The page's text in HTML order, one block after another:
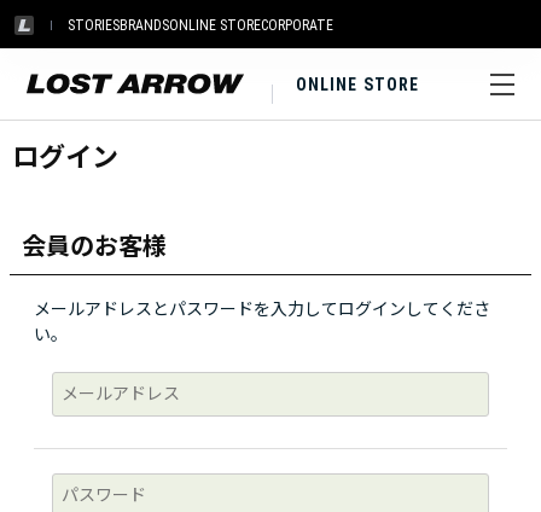
STORIESBRANDSONLINE STORECORPORATE
ONLINE STORE
ログイン
会員のお客様
メールアドレスとパスワードを入力してログインしてくださ
い。